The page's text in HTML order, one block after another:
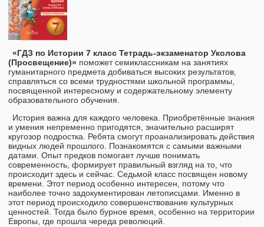
«ГДЗ по Истории 7 класс Тетрадь-экзаменатор Уколова
(Просвещение)» поможет семиклассникам на занятиях
гуманитарного предмета добиваться высоких результатов,
справляться со всеми трудностями школьной программы,
посвященной интересному и содержательному элементу
образовательного обучения.
История важна для каждого человека. Приобретённые знания
и умения непременно пригодятся, значительно расширят
кругозор подростка. Ребята смогут проанализировать действия
видных людей прошлого. Познакомятся с самыми важными
датами. Опыт предков помогает лучше понимать
современность, формирует правильный взгляд на то, что
происходит здесь и сейчас. Седьмой класс посвящен новому
времени. Этот период особенно интересен, потому что
наиболее точно задокументирован летописцами. Именно в
этот период происходило совершенствование культурных
ценностей. Тогда было бурное время, особенно на территории
Европы, где прошла череда революций.